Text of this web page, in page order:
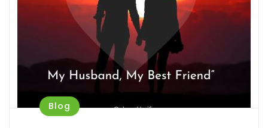
Blog